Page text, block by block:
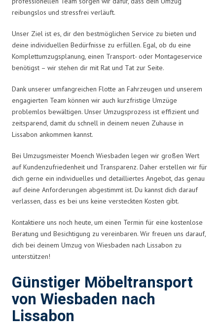
reibungslos und stressfrei verläuft.
Unser Ziel ist es, dir den bestmöglichen Service zu bieten und
deine individuellen Bedürfnisse zu erfüllen. Egal, ob du eine
Komplettumzugsplanung, einen Transport- oder Montageservice
benötigst – wir stehen dir mit Rat und Tat zur Seite.
Dank unserer umfangreichen Flotte an Fahrzeugen und unserem
engagierten Team können wir auch kurzfristige Umzüge
problemlos bewältigen. Unser Umzugsprozess ist effizient und
zeitsparend, damit du schnell in deinem neuen Zuhause in
Lissabon ankommen kannst.
Bei Umzugsmeister Moench Wiesbaden legen wir großen Wert
auf Kundenzufriedenheit und Transparenz. Daher erstellen wir für
dich gerne ein individuelles und detailliertes Angebot, das genau
auf deine Anforderungen abgestimmt ist. Du kannst dich darauf
verlassen, dass es bei uns keine versteckten Kosten gibt.
Kontaktiere uns noch heute, um einen Termin für eine kostenlose
Beratung und Besichtigung zu vereinbaren. Wir freuen uns darauf,
dich bei deinem Umzug von Wiesbaden nach Lissabon zu
unterstützen!
Günstiger Möbeltransport
von Wiesbaden nach
Lissabon